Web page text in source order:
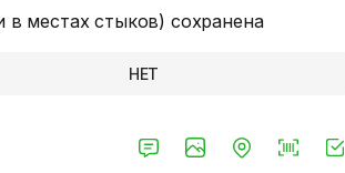
в местах стыков) сохранена
НЕТ